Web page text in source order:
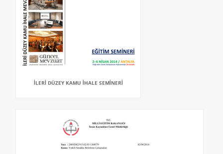
İLERİ DÜZEY KAMU İHALE SEMİNERİ